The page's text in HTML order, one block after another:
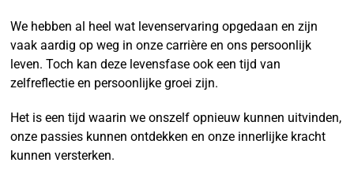
We hebben al heel wat levenservaring opgedaan en zijn
vaak aardig op weg in onze carrière en ons persoonlijk
leven. Toch kan deze levensfase ook een tijd van
zelfreflectie en persoonlijke groei zijn.
Het is een tijd waarin we onszelf opnieuw kunnen uitvinden,
onze passies kunnen ontdekken en onze innerlijke kracht
kunnen versterken.